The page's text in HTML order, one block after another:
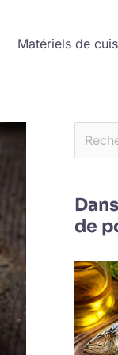
Matériels de
de